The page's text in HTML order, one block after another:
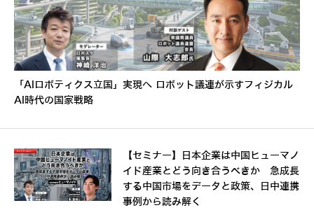
「AIロボティクス立国」実現へ ロボット議連が示すフィジカル
AI時代の国家戦略
【セミナー】日本企業は中国ヒューマノ
イド産業とどう向き合うべきか 急成長
する中国市場をデータと政策、日中連携
事例から読み解く